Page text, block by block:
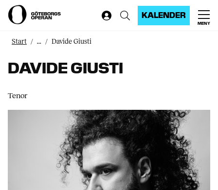
KALENDER
MENY
Start ... Davide Giusti
DAVIDE GIUSTI
Tenor